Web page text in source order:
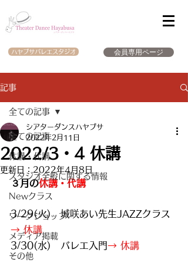
ハヤブサバレエスタジオ 会員専用ページ
記事
全ての記事
休講・代講
スタジオ全般に関する情報
Newクラス
ワークショップ
メディア掲載
その他
全ての記事
2022/3・4 休講
シアターダンスハヤブサ
2022年2月11日
更新日： 2022年4月8日
３月の休講・代講
3/29(火)　城咲あい先生JAZZクラス
→ 休講
3/30(水)　バレエ入門→ 休講